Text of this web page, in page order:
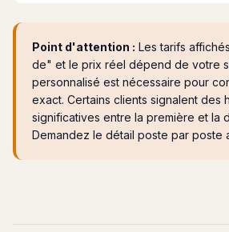
Point d'attention : Les tarifs
de" et le prix réel dépend de votre
personnalisé est nécessaire pour
exact. Certains clients signalent des
significatives entre la première et la
Demandez le détail poste par poste